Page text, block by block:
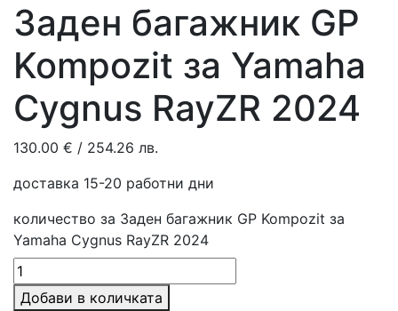
Заден багажник GP
Kompozit за Yamaha
Cygnus RayZR 2024
130.00 € / 254.26 лв.
доставка 15-20 работни дни
количество за Заден багажник GP Kompozit за
Yamaha Cygnus RayZR 2024
Добави в количката